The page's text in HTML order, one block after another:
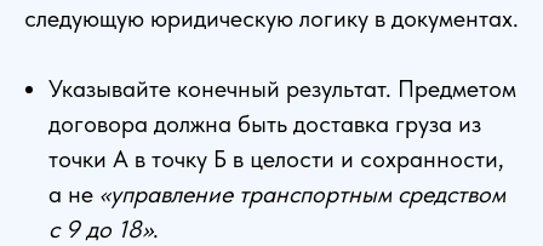
следующую юридическую логику в документах.
Указывайте конечный результат. Предметом
договора должна быть доставка груза из
точки А в точку Б в целости и сохранности,
а не «управление транспортным средством
с 9 до 18».